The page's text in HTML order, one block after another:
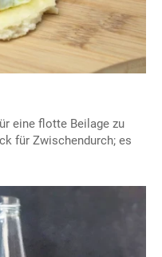
eine flotte Beilage zu
für Zwischendurch; es